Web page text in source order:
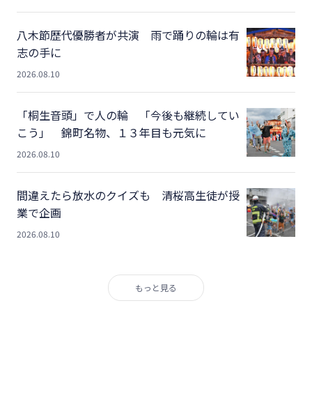
八木節歴代優勝者が共演 雨で踊りの輪は有
志の手に
2026.08.10
「桐生音頭」で人の輪 「今後も継続してい
こう」 錦町名物、１３年目も元気に
2026.08.10
間違えたら放水のクイズも 清桜高生徒が授
業で企画
2026.08.10
もっと見る